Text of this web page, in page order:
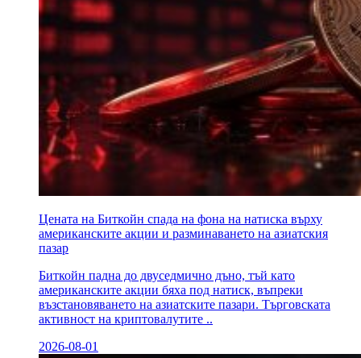
Цената на Биткойн спада на фона на натиска върху
американските акции и разминаването на азиатския
пазар
Биткойн падна до двуседмично дъно, тъй като
американските акции бяха под натиск, въпреки
възстановяването на азиатските пазари. Търговската
активност на криптовалутите ..
2026-08-01